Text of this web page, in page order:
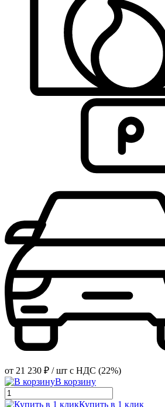
от 21 230 ₽ / шт с НДС (22%)
В корзину
Купить в 1 клик